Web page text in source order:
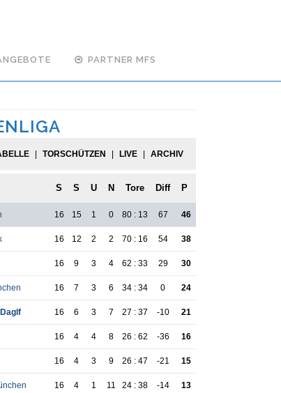
PARTNER MFS
TORSCHÜTZEN LIVE ARCHIV
S S U N Tore Diff P
16 15 1 0 80 : 13 67 46
16 12 2 2 70 : 16 54 38
16 9 3 4 62 : 33 29 30
16 7 3 6 34 : 34 0 24
16 6 3 7 27 : 37 -10 21
16 4 4 8 26 : 62 -36 16
16 4 3 9 26 : 47 -21 15
16 4 1 11 24 : 38 -14 13